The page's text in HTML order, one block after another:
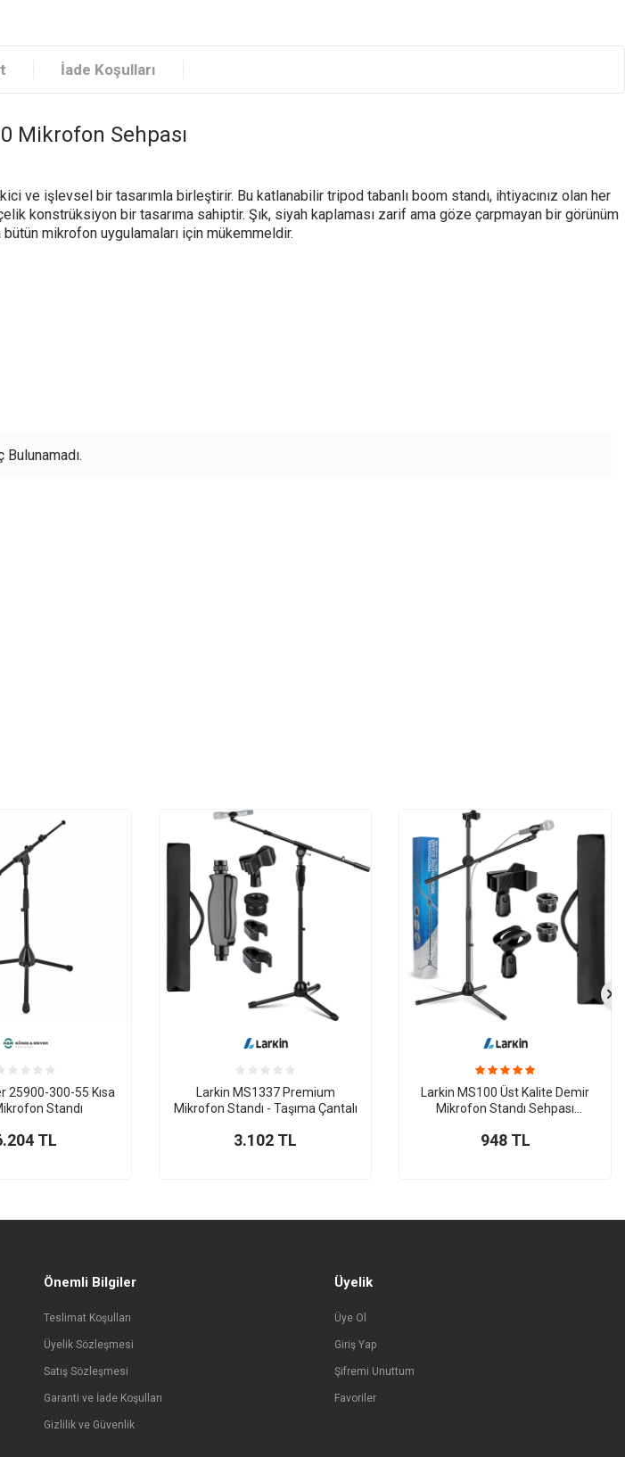
İade Koşulları
Mikrofon Sehpası
ve işlevsel bir tasarımla birleştirir. Bu katlanabilir tripod tabanlı boom standı, ihtiyacınız olan her
konstrüksiyon bir tasarıma sahiptir. Şık, siyah kaplaması zarif ama göze çarpmayan bir görünüm
mikrofon uygulamaları için mükemmeldir.
Bulunamadı.
25900-300-55 Kısa
Standı
TL
Larkin MS1337 Premium
Mikrofon Standı - Taşıma Çantalı
3.102 TL
Larkin MS100 Üst Kalite Demir
Mikrofon Standı Sehpası
Hediye)
948TL
Önemli Bilgiler
Teslimat Koşulları
Üyelik Sözleşmesi
Satış Sözleşmesi
Garanti ve İade Koşulları
Gizlilik ve Güvenlik
Üyelik
Üye Ol
Giriş Yap
Şifremi Unuttum
Favoriler